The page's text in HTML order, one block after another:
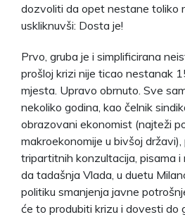
dozvoliti da opet nestane toliko
uskliknuvši: Dosta je!
Prvo, gruba je i simplificirana
prošloj krizi nije ticao nestanak
mjesta. Upravo obrnuto. Sve
nekoliko godina, kao čelnik
obrazovani ekonomist (najteži
makroekonomije u bivšoj državi),
tripartitnih konzultacija, pisama i
da tadašnja Vlada, u duetu
politiku smanjenja javne
će to produbiti krizu i dovesti do